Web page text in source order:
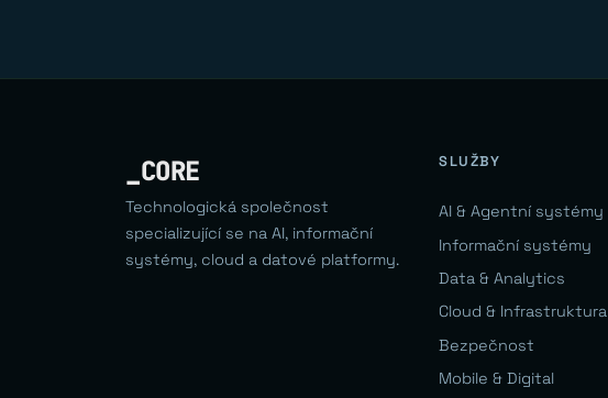
_CORE
Technologická společnost
specializující se na AI, informační
systémy, cloud a datové platformy.
SLUŽBY
AI & Agentní systémy
Informační systémy
Data & Analytics
Cloud & Infrastruktura
Bezpečnost
Mobile & Digital